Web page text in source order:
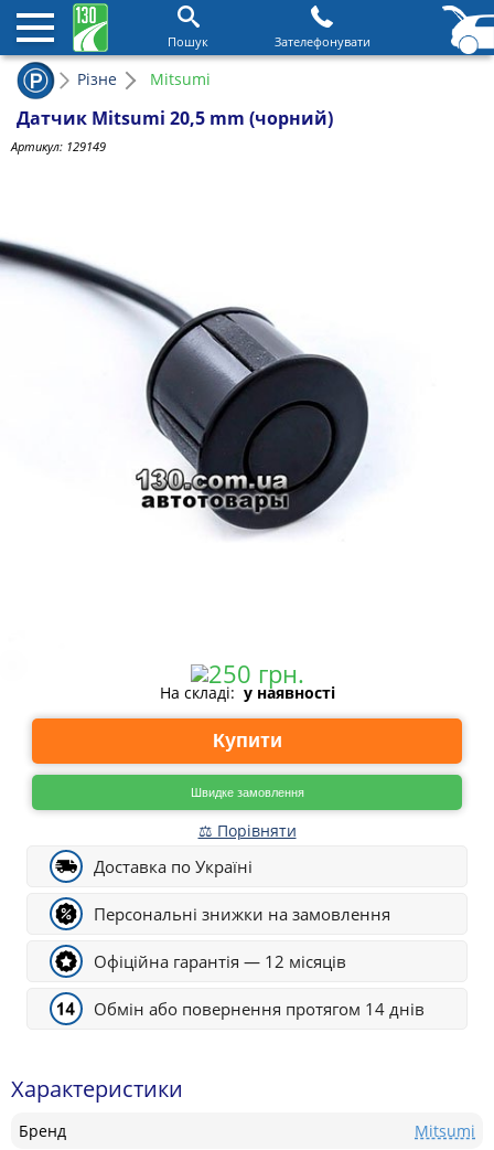
Пошук Зателефонувати
Різне Mitsumi
Датчик Mitsumi 20,5 mm (чорний)
Артикул: 129149
На складі: у наявності
Купити
Швидке замовлення
⚖ Порівняти
Доставка по Україні
Персональні знижки на замовлення
Офіційна гарантія — 12 місяців
Обмін або повернення протягом 14 днів
Характеристики
Бренд
Mitsumi